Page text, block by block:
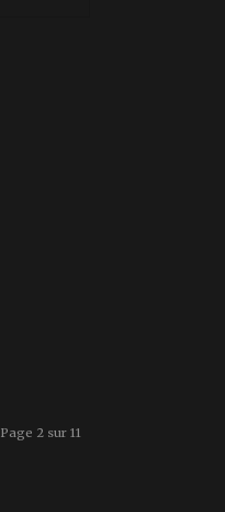
Page 2 sur 11